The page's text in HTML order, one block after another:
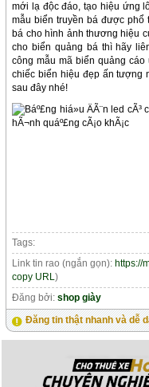
mới lạ độc đáo, tạo hiệu ứng
mẫu biển truyền bá được phổ
bá cho hình ảnh thương hiệu
cho biển quảng bá thì hãy
công mẫu mã biển quảng
chiếc biển hiệu đẹp ấn tượng
sau đây nhé!
Tags:
Link tin rao (ngắn gọn): https://
copy URL)
Đăng bởi:shop giày
Đăng tin thật nhanh và dễ